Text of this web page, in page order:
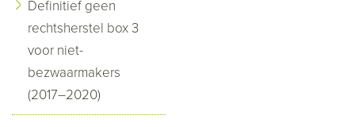
Definitief geen
rechtsherstel box 3
voor niet-
bezwaarmakers
(2017–2020)